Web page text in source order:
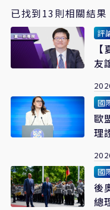
已找到13則相關結果
評
友
國
歐
理
國
後
總